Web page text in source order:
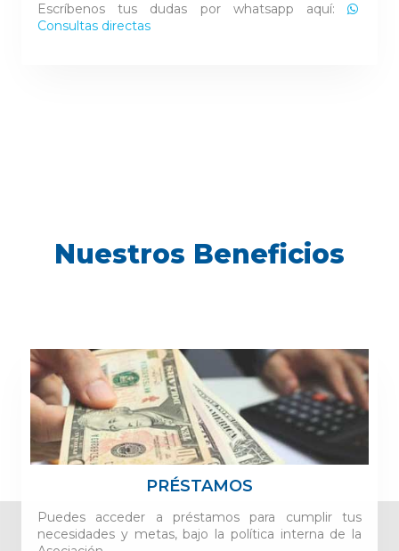
Escríbenos tus dudas por whatsapp aquí:
Consultas directas
Nuestros Beneficios
PRÉSTAMOS
Puedes acceder a préstamos para cumplir tus
necesidades y metas, bajo la política interna de la